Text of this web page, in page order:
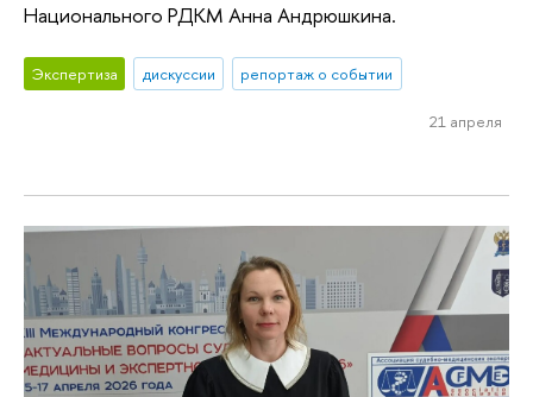
Национального РДКМ Анна Андрюшкина.
Экспертиза дискуссии репортаж о событии
21 апреля